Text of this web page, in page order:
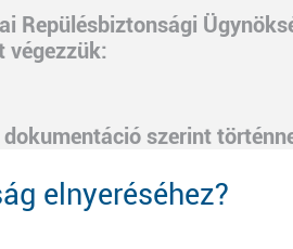
Repülésbiztonsági
végezzük:
szerint
elnyeréséhez?